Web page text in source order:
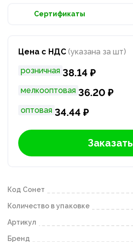
Сертификаты
Цена с НДС (указана за шт)
розничная 38.14 ₽
мелкооптовая 36.20 ₽
оптовая 34.44 ₽
Заказать
Код Сонет
Количество в упаковке
Артикул
Бренд